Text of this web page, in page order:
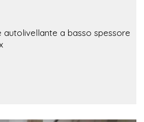
autolivellante a basso spessore